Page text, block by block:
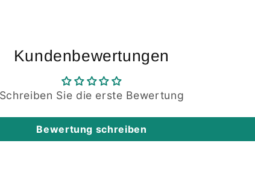
Kundenbewertungen
Schreiben Sie die erste Bewertung
Bewertung schreiben